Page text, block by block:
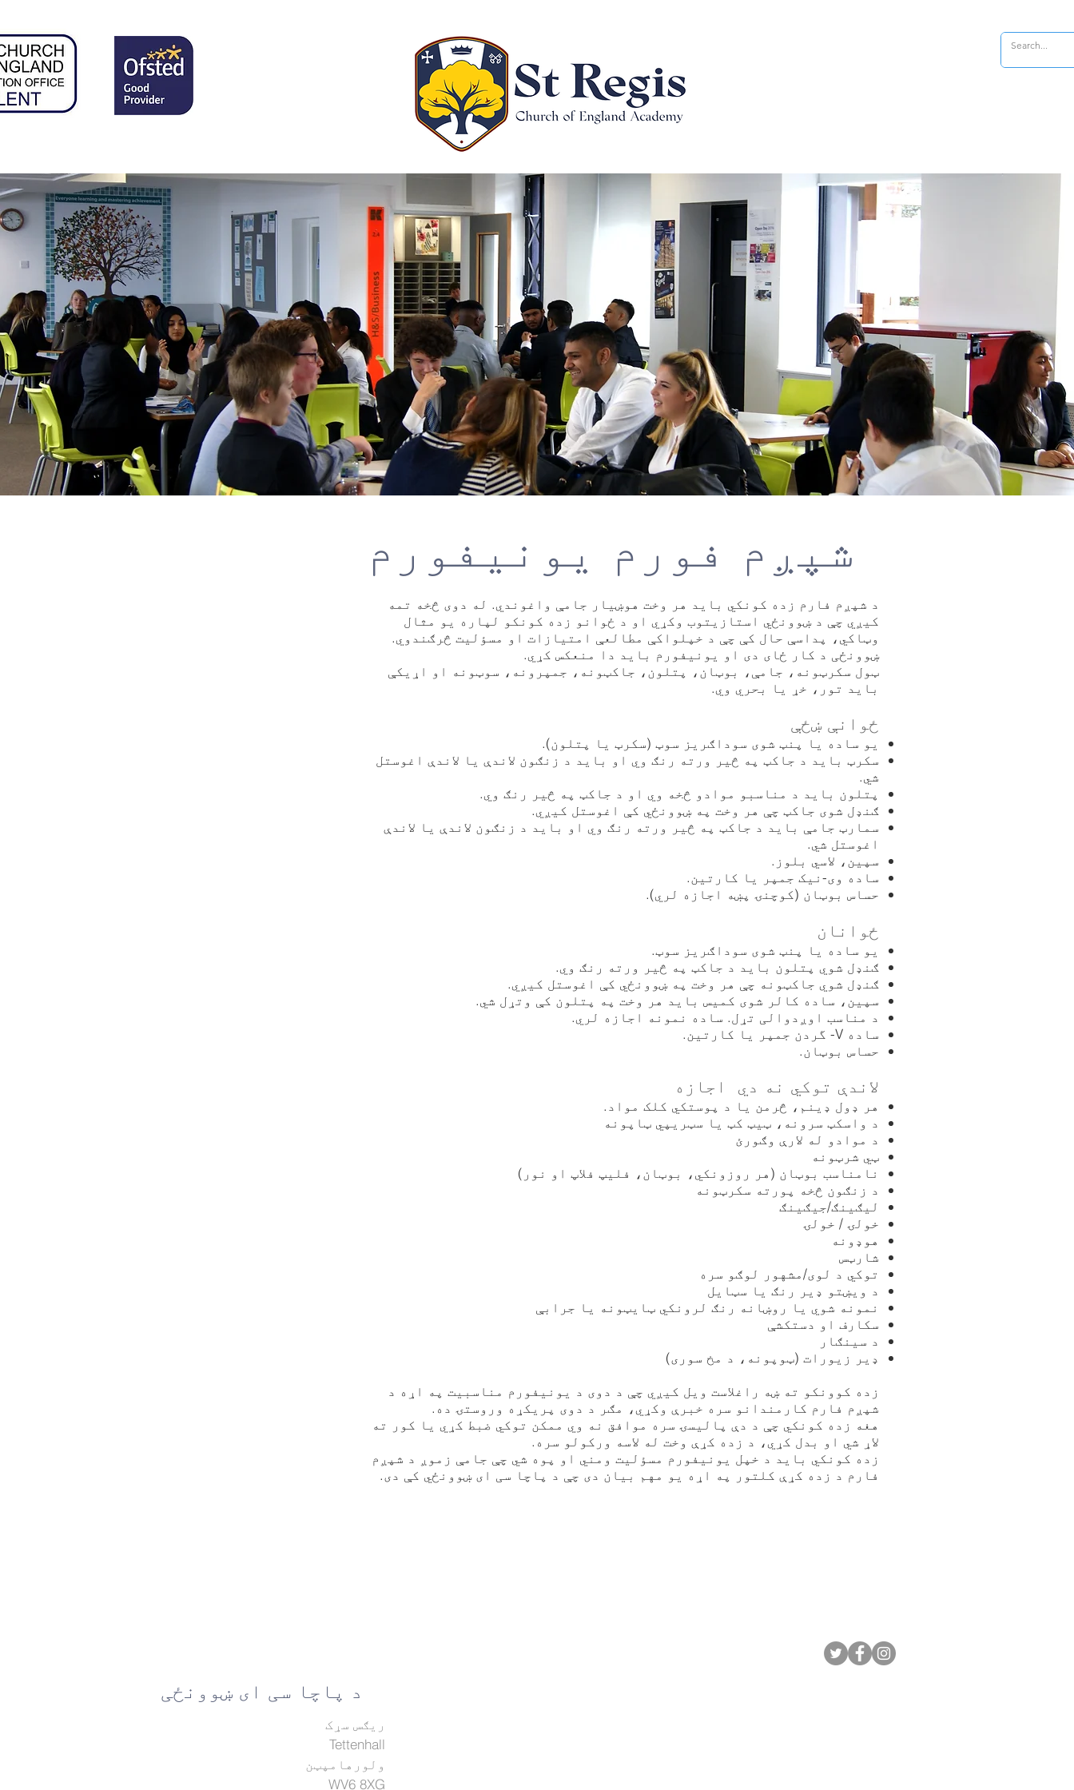
شپږم فورم یونیفورم
د شپږم فارم زده کونکي باید هر وخت هوښیار جامې واغوندي. له دوی څخه تمه
کیږي چې د ښوونځي استازیتوب وکړي او د ځوانو زده کونکو لپاره یو مثال
وټاکي، پداسې حال کې چې د خپلواکې مطالعې امتیازات او مسؤلیت څرګندوي.
ښوونځی د کار ځای دی او یونیفورم باید دا منعکس کړي.
ټول سکرټونه، جامې، بوټان، پتلون، جاکټونه، جمپرونه، سوټونه او اړیکې
باید تور، خړ یا بحري وي.
ځوانې ښځې
یو ساده یا پنټ شوی سوداګریز سوټ (سکرټ یا پتلون).
سکرټ باید د جاکټ په څیر ورته رنګ وي او باید د زنګون لاندې یا لاندې اغوستل
شي.
پتلون باید د مناسبو موادو څخه وي او د جاکټ په څیر رنګ وي.
ګنډل شوی جاکټ چې هر وخت په ښوونځي کې اغوستل کیږي.
سمارټ جامې باید د جاکټ په څیر ورته رنګ وي او باید د زنګون لاندې یا لاندې
اغوستل شي.
سپین، لاسي بلوز.
ساده وی-نیک جمپر یا کارتین.
حساس بوټان (کوچنۍ پښه اجازه لري).
ځوانان
یو ساده یا پنټ شوی سوداګریز سوټ.
ګنډل شوي پتلون باید د جاکټ په څیر ورته رنګ وي.
ګنډل شوي جاکټونه چې هر وخت په ښوونځي کې اغوستل کیږي.
سپین، ساده کالر شوی کمیس باید هر وخت په پتلون کې وتړل شي.
د مناسب اوږدوالی تړل. ساده نمونه اجازه لري.
ساده V- گردن جمپر یا کارتین.
حساس بوټان.
لاندې توکي نه دي اجازه
هر ډول ډینم، څرمن یا د پوستکي کلک مواد.
د واسکټ سرونه، ټیټ کټ یا سټریپي ټاپونه
د موادو له لارې وګورئ
ټي شرټونه
نامناسب بوټان (هر روزونکي، بوټان، فلیپ فلاپ او نور)
د زنګون څخه پورته سکرټونه
لیګینګ/جیګینګ
خولۍ / خولۍ
هوډونه
شارټس
توکي د لوی/مشهور لوګو سره
د ویښتو ډیر رنګ یا سټایل
نمونه شوي یا روښانه رنګ لرونکي ټایټونه یا جرابې
سکارف او دستکشې
د سینګار
ډیر زیورات (ټوپونه، د مخ سوری)
زده کوونکو ته ښه راغلاست ویل کیږي چې د دوی د یونیفورم مناسبیت په اړه د
شپږم فارم کارمندانو سره خبرې وکړي، مګر د دوی پریکړه وروستۍ ده.
هغه زده کونکي چې د دې پالیسۍ سره موافق نه وي ممکن توکي ضبط کړي یا کور ته
لاړ شي او بدل کړي، د زده کړې وخت له لاسه ورکولو سره.
زده کونکي باید د خپل یونیفورم مسؤلیت ومني او پوه شي چې جامې زموږ د شپږم
فارم د زده کړې کلتور په اړه یو مهم بیان دی چې د پاچا سی ای ښوونځي کې دی.
د پاچا سی ای ښوونځی
ریګس سړک
Tettenhall
ولورهامپټن
WV6 8XG